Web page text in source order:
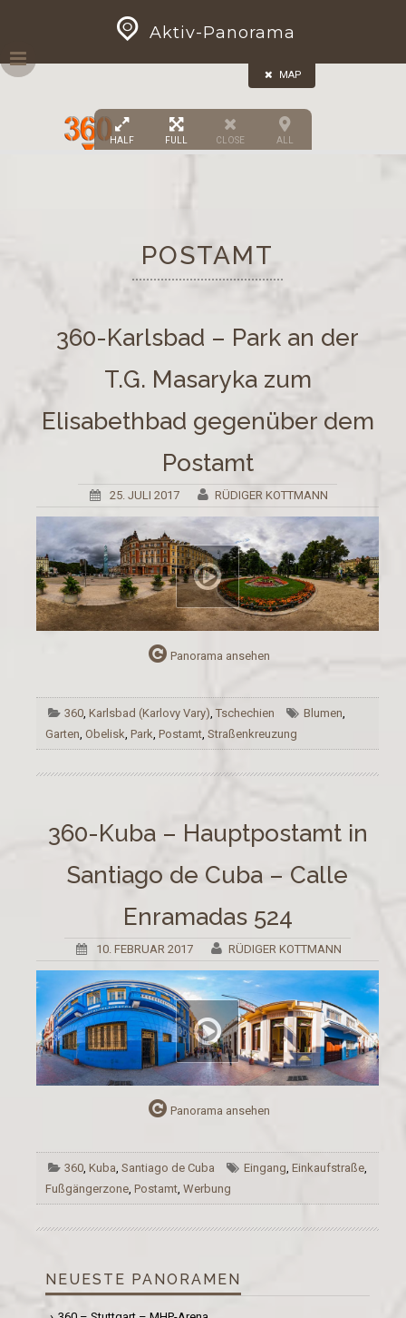
content
Aktiv-Panorama
MAP
HALF FULL CLOSE ALL
POSTAMT
360-Karlsbad – Park an der
T.G. Masaryka zum
Elisabethbad gegenüber dem
Postamt
25. JULI 2017 RÜDIGER KOTTMANN
Panorama ansehen
360 ,Karlsbad (Karlovy Vary) ,Tschechien Blumen
Garten Obelisk Park Postamt Straßenkreuzung
360-Kuba – Hauptpostamt in
Santiago de Cuba – Calle
Enramadas 524
10. FEBRUAR 2017 RÜDIGER KOTTMANN
Panorama ansehen
360 ,Kuba ,Santiago de Cuba Eingang Einkaufstraße,
Fußgängerzone Postamt Werbung
NEUESTE PANORAMEN